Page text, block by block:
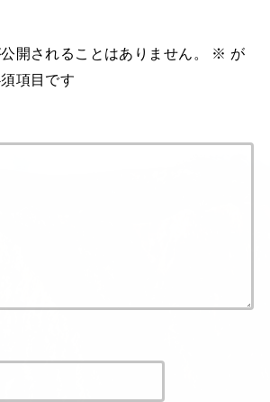
開されることはありません。 ※ が
項目です